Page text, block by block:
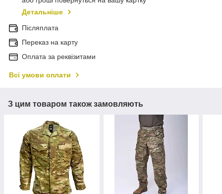
Детальніше
Післяплата
Переказ на карту
Оплата за реквізитами
Всі умови оплати
З цим товаром також замовляють